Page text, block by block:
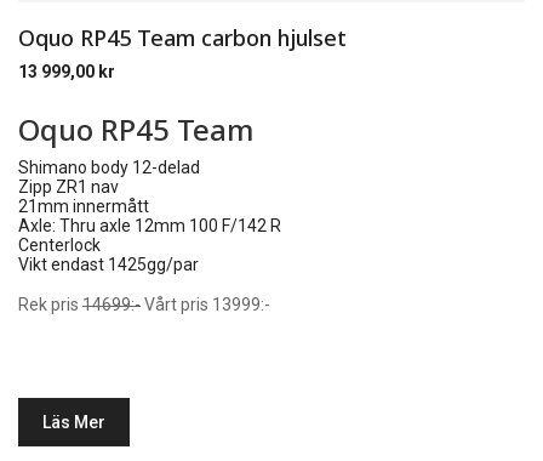
Oquo RP45 Team carbon hjulset
13 999,00 kr
Oquo RP45 Team
Shimano body 12-delad
Zipp ZR1 nav
21mm innermått
Axle: Thru axle 12mm 100 F/142 R
Centerlock
Vikt endast 1425gg/par
Rek pris 14699:-Vårt pris 13999:-
Läs Mer